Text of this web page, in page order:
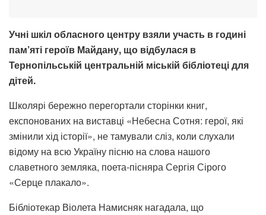
Учні шкіл обласного центру взяли участь в годині
пам’яті героїв Майдану, що відбулася в
Тернопільській центральній міській бібліотеці для
дітей.
Школярі бережно перегортали сторінки книг,
експонованих на виставці «Небесна Сотня: герої, які
змінили хід історії», не тамували сліз, коли слухали
відому на всю Україну пісню на слова нашого
славетного земляка, поета-пісняра Сергія Сірого
«Серце плакало».
Бібліотекар Віолета Намисняк нагадала, що